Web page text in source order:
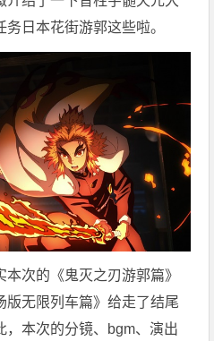
日本花街游郭这些啦。
次的《鬼灭之刃游郭篇》
版无限列车篇》给走了结尾
，本次的分镜、bgm、演出